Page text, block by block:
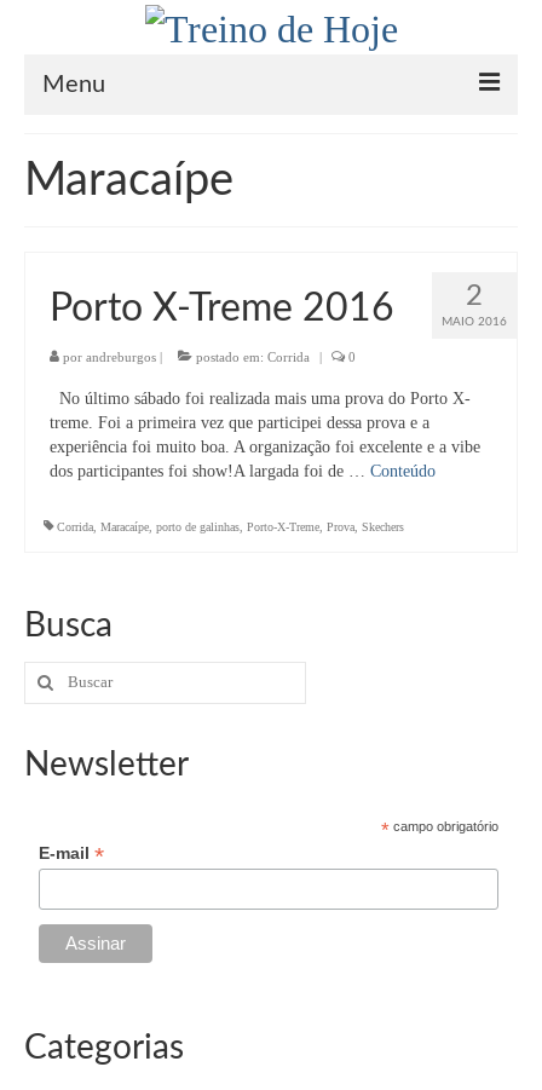
Menu
Sobre
Saúde
Receitas Paleo / Low Carb
Inspiração
Na Mídia
Maracaípe
2
MAIO 2016
Porto X-Treme 2016
por andreburgos | postado em: Corrida | 0
No último sábado foi realizada mais uma prova do Porto X-
treme. Foi a primeira vez que participei dessa prova e a
experiência foi muito boa. A organização foi excelente e a vibe
dos participantes foi show!A largada foi de … Conteúdo
Corrida Maracaípe porto de galinhas Porto-X-Treme Prova Skechers
Busca
Buscar
por:
Newsletter
* campo obrigatório
E-mail*
Categorias